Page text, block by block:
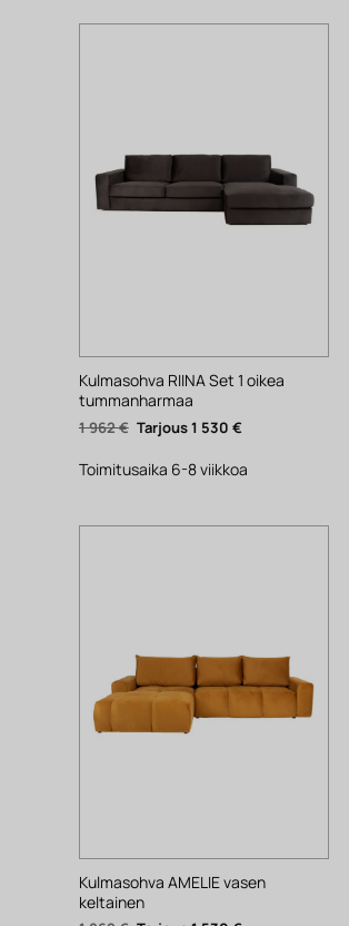
Kulmasohva RIINA Set 1 oikea
tummanharmaa
1 962€ Alkuperäinen
hinta
1
962 €.
1 530 €Nykyinen
hinta
1
530 €.
Toimitusaika 6-8 viikkoa
Kulmasohva AMELIE vasen
keltainen